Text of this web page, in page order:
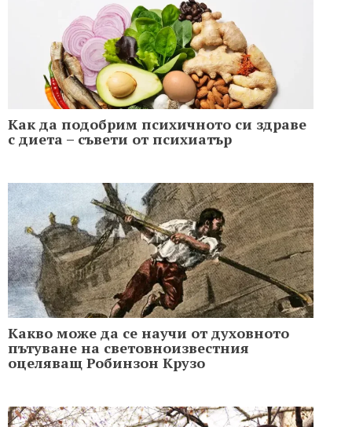
Как да подобрим психичното си здраве
с диета – съвети от психиатър
Какво може да се научи от духовното
пътуване на световноизвестния
оцеляващ Робинзон Крузо